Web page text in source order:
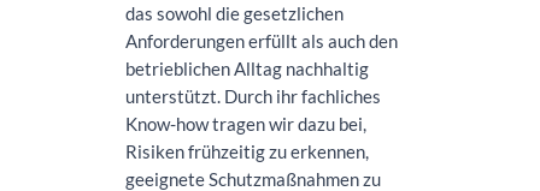
das sowohl die gesetzlichen
Anforderungen erfüllt als auch den
betrieblichen Alltag nachhaltig
unterstützt. Durch ihr fachliches
Know-how tragen wir dazu bei,
Risiken frühzeitig zu erkennen,
geeignete Schutzmaßnahmen zu